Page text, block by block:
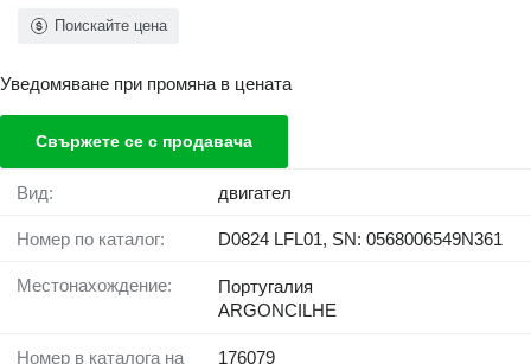
Поискайте цена
Уведомяване при промяна в цената
Свържете се с продавача
Вид: двигател
Номер по каталог: D0824 LFL01, SN: 0568006549N361
Местонахождение:
Португалия
ARGONCILHE
Номер в каталога на
176079